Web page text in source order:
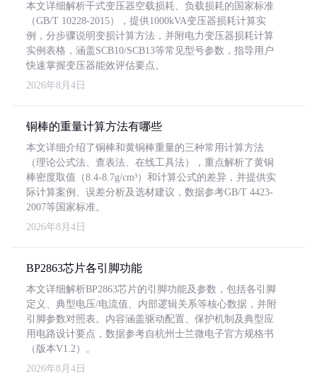
本文详细解析干式变压器空载损耗、负载损耗的国家标准
（GB/T 10228-2015），提供1000kVA变压器损耗计算实
例，分步骤说明变损计算方法，并附电力变压器损耗计算
实例表格，涵盖SCB10/SCB13等常见型号参数，指导用户
快速掌握变压器能效评估要点。
2026年8月4日
铜棒的重量计算方法有哪些
本文详细介绍了铜棒和黄铜棒重量的三种常用计算方法
（理论公式法、查表法、在线工具法），重点解析了黄铜
棒密度取值（8.4-8.7g/cm³）和计算公式的差异，并提供实
际计算案例、误差分析及选材建议，数据参考GB/T 4423-
2007等国家标准。
2026年8月4日
BP2863芯片各引脚功能
本文详细解析BP2863芯片的引脚功能及参数，包括各引脚
定义、典型电压/电流值、内部逻辑关系等核心数据，并附
引脚参数对照表。内容涵盖驱动配置、保护机制及典型应
用电路设计要点，数据参考自杭州士兰微电子官方规格书
（版本V1.2）。
2026年8月4日